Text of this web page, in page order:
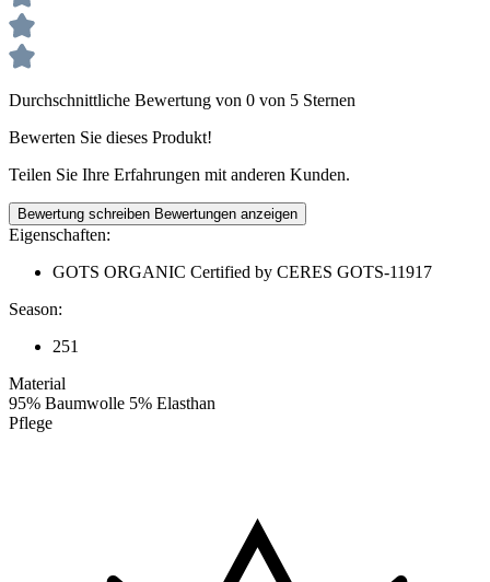
Durchschnittliche Bewertung von 0 von 5 Sternen
Bewerten Sie dieses Produkt!
Teilen Sie Ihre Erfahrungen mit anderen Kunden.
Bewertung schreiben Bewertungen anzeigen
Eigenschaften:
GOTS ORGANIC Certified by CERES GOTS-11917
Season:
251
Material
95% Baumwolle 5% Elasthan
Pflege